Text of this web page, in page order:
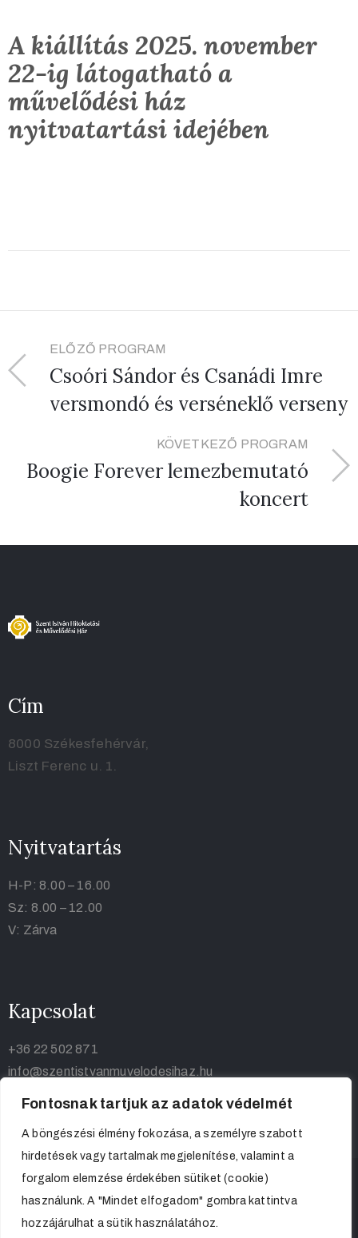
Fontosnak tartjuk az adatok védelmét
A böngészési élmény fokozása, a személyre szabott
hirdetések vagy tartalmak megjelenítése, valamint a
forgalom elemzése érdekében sütiket (cookie)
használunk. A "Mindet elfogadom" gombra kattintva
hozzájárulhat a sütik használatához.
A kiállítás 2025. november
22-ig látogatható a
művelődési ház
nyitvatartási idejében
ELŐZŐ PROGRAM
Csoóri Sándor és Csanádi Imre
versmondó és verséneklő verseny
KÖVETKEZŐ PROGRAM
Boogie Forever lemezbemutató
koncert
Cím
8000 Székesfehérvár,
Liszt Ferenc u. 1.
Nyitvatartás
H-P: 8.00 – 16.00
Sz: 8.00 – 12.00
V: Zárva
Kapcsolat
+36 22 502 871
info@szentistvanmuvelodesihaz.hu